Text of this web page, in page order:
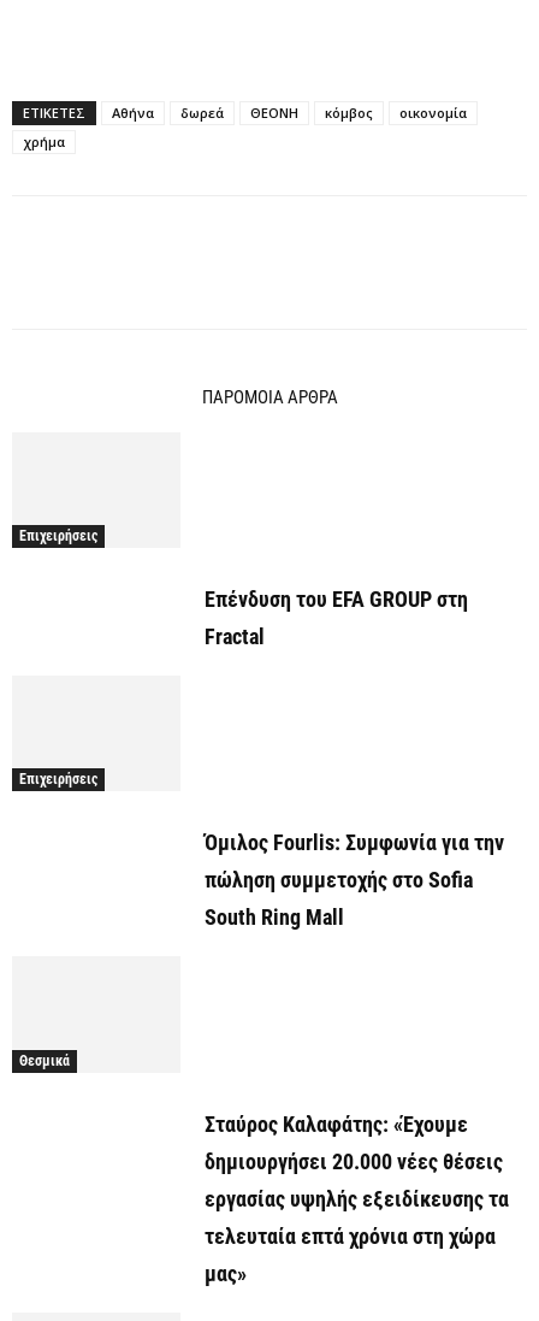
ΕΤΙΚΕΤΕΣ Αθήνα δωρεά ΘΕΟΝΗ κόμβος
οικονομία
χρήμα
ΠΑΡΟΜΟΙΑ ΑΡΘΡΑ
Επιχειρήσεις
Επένδυση του EFA GROUP στη
Fractal
Επιχειρήσεις
Όμιλος Fourlis: Συμφωνία για την
πώληση συμμετοχής στο Sofia
South Ring Mall
Θεσμικά
Σταύρος Καλαφάτης: «Έχουμε
δημιουργήσει 20.000 νέες θέσεις
εργασίας υψηλής εξειδίκευσης τα
τελευταία επτά χρόνια στη χώρα
μας»